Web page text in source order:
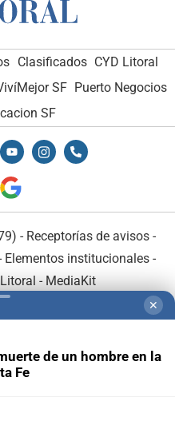
Clasificados CYD Litoral
SF Puerto Negocios
SF
- Receptorías de avisos -
Elementos institucionales-
- MediaKit
✕
de un hombre en la
Fe